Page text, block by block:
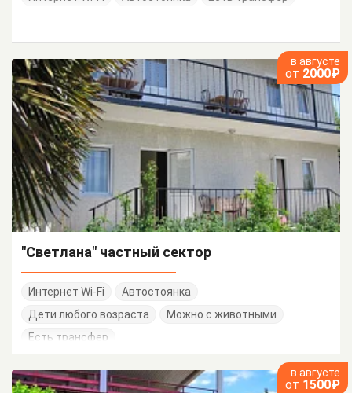
в августе
от 2000₽
"Светлана" частный сектор
Интернет Wi-Fi
Автостоянка
Дети любого возраста
Можно с животными
Есть трансфер
в августе
от 1500₽